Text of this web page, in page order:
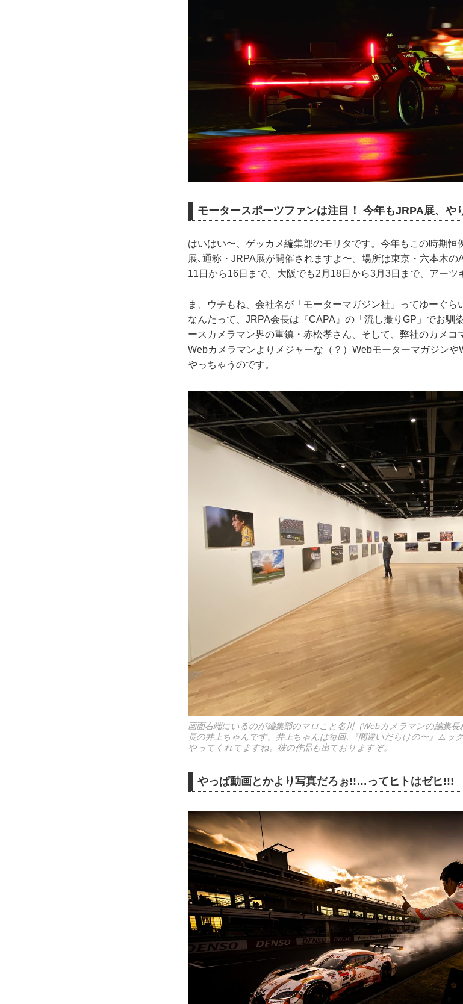
モータースポーツファンは注目！ 今年もJRPA展、や
はいはい〜、ゲッカメ編集部のモリタです。今年もこの時期
展､通称・JRPA展が開催されますよ〜。場所は東京・六本木の
11日から16日まで。大阪でも2月18日から3月3日まで、アーツ
ま、ウチもね、会社名が「モーターマガジン社」ってゆーぐ
なんたって、JRPA会長は『CAPA』の「流し撮りGP」でお馴
ースカメラマン界の重鎮・赤松孝さん、そして、弊社のカメコ
Webカメラマンよりメジャーな（？）Webモーターマガジン
やっちゃうのです。
画面右端にいるのが編集部のマロこと名川（Webカメラマンの編集
長の井上ちゃんです。井上ちゃんは毎回､『間違いだらけの〜』ム
やってくれてますね。彼の作品も出ておりますぞ。
やっぱ動画とかより写真だろぉ!!…ってヒトはゼヒ!!!